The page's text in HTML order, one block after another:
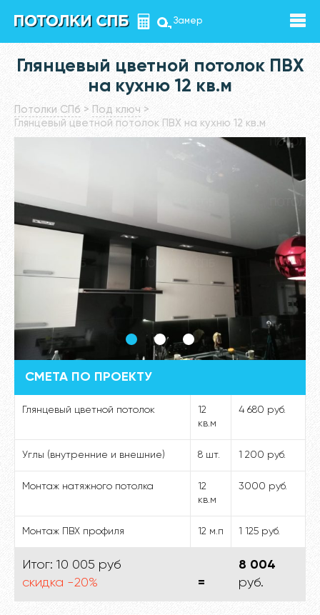
Замер
Глянцевый цветной потолок ПВХ
на кухню 12 кв.м
Потолки СПб > Под ключ >
Глянцевый цветной потолок ПВХ на кухню 12 кв.м
СМЕТА ПО ПРОЕКТУ
Глянцевый цветной потолок
12
кв.м
4 680 руб.
Углы (внутренние и внешние) 8 шт. 1 200 руб.
Монтаж натяжного потолка
12
кв.м
3000 руб.
Монтаж ПВХ профиля 12 м.п 1 125 руб.
Итог: 10 005 руб
скидка -20%
=
8 004
руб.